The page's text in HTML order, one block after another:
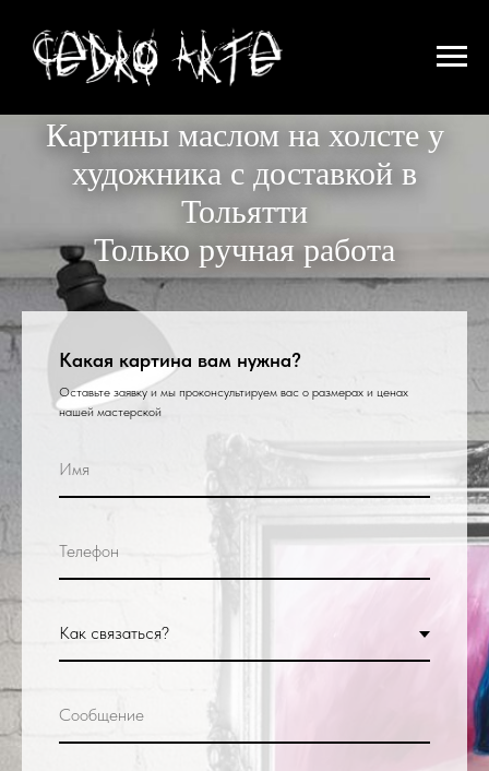
Картины маслом на холсте у
художника с доставкой в
Тольятти
Только ручная работа
Какая картина вам нужна?
Оставьте заявку и мы проконсультируем вас о размерах и ценах
нашей мастерской